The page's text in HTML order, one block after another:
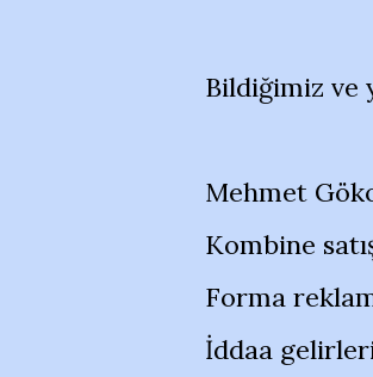
Bildiğimiz ve
Mehmet
Kombine
Forma
İddaa gelirleri